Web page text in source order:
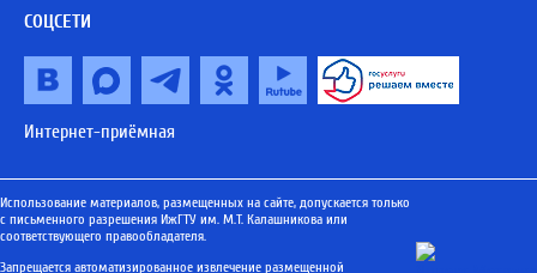
СОЦСЕТИ
Интернет-приёмная
Использование материалов, размещенных на сайте, допускается только
с письменного разрешения ИжГТУ им. М.Т. Калашникова или
соответствующего правообладателя.
Запрещается автоматизированное извлечение размещенной